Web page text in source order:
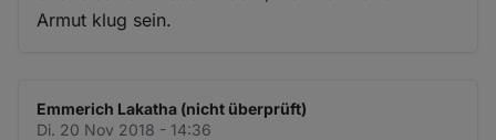
Armut klug sein.
Emmerich Lakatha (nicht überprüft)
Di. 20 Nov 2018 - 14:36